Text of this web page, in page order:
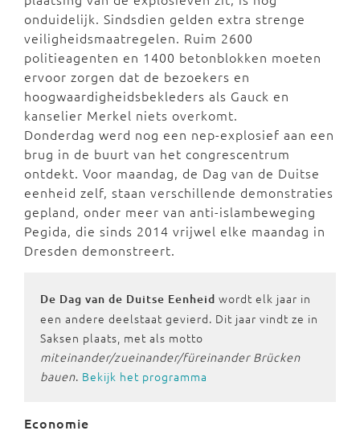
onduidelijk. Sindsdien gelden extra strenge
veiligheidsmaatregelen. Ruim 2600
politieagenten en 1400 betonblokken moeten
ervoor zorgen dat de bezoekers en
hoogwaardigheidsbekleders als Gauck en
kanselier Merkel niets overkomt.
Donderdag werd nog een nep-explosief aan een
brug in de buurt van het congrescentrum
ontdekt. Voor maandag, de Dag van de Duitse
eenheid zelf, staan verschillende demonstraties
gepland, onder meer van anti-islambeweging
Pegida, die sinds 2014 vrijwel elke maandag in
Dresden demonstreert.
De Dag van de Duitse Eenheid wordt elk jaar in
een andere deelstaat gevierd. Dit jaar vindt ze in
Saksen plaats, met als motto
miteinander/zueinander/füreinander Brücken
bauen. Bekijk het programma
Economie